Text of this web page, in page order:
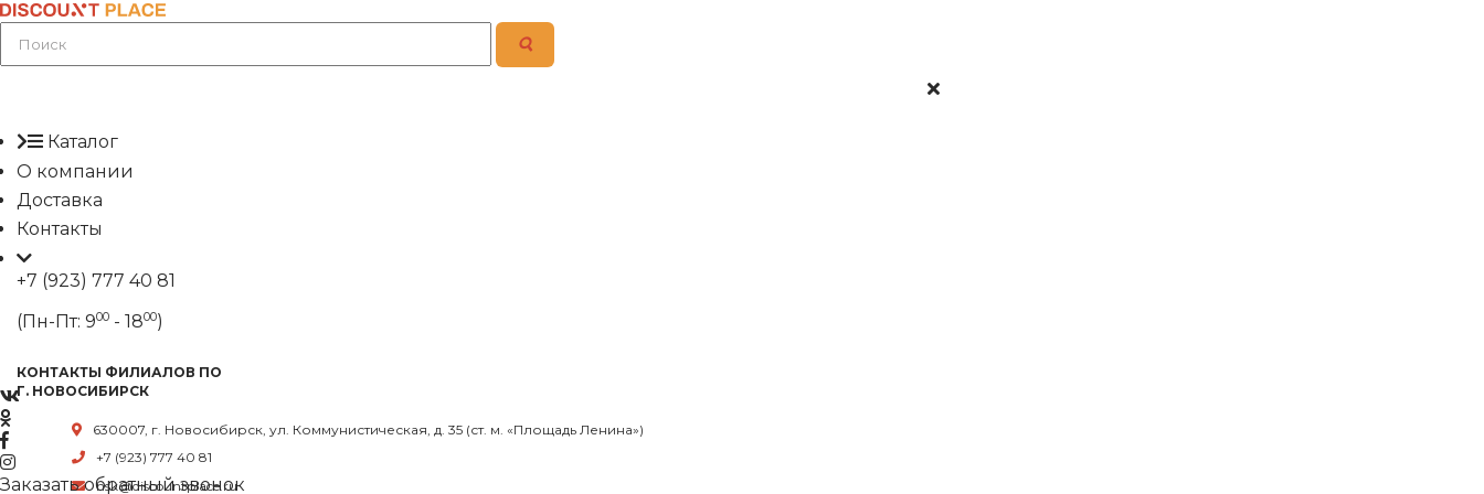
Каталог
О компании
Доставка
Контакты
+7 (923) 777 40 81
(Пн-Пт: 900 - 1800)
КОНТАКТЫ ФИЛИАЛОВ ПО
Г. НОВОСИБИРСК
630007, г. Новосибирск, ул. Коммунистическая, д. 35 (ст. м. «Площадь Ленина»)
+7 (923) 777 40 81
nsk@discountplace.ru
Заказать обратный звонок